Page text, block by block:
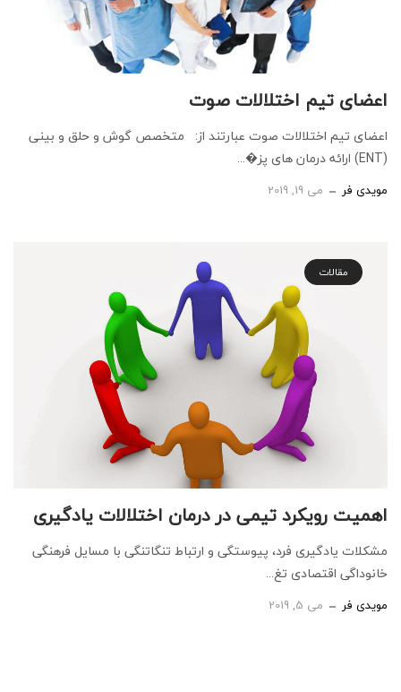
اعضای تیم اختلالات صوت
اعضای تیم اختلالات صوت عبارتند از: متخصص گوش و حلق و بینی
(ENT) ارائه درمان های پز�...
مویدی فر می 19, 2019
مقالات
اهمیت رویکرد تیمی در درمان اختلالات یادگیری
مشکلات یادگیری فرد، پیوستگی و ارتباط تنگاتنگی با مسایل فرهنگی
خانوداگی اقتصادی تغ...
مویدی فر می 5, 2019